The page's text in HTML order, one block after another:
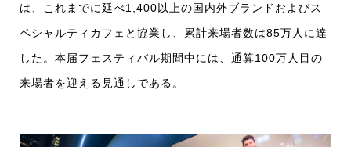
は、これまでに延べ1,400以上の国内外ブランドおよびス
ペシャルティカフェと協業し、累計来場者数は85万人に達
した。本届フェスティバル期間中には、通算100万人目の
来場者を迎える見通しである。